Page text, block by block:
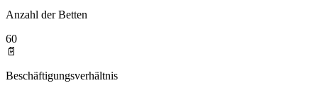
Anzahl der Betten
60
📄
Beschäftigungsverhältnis